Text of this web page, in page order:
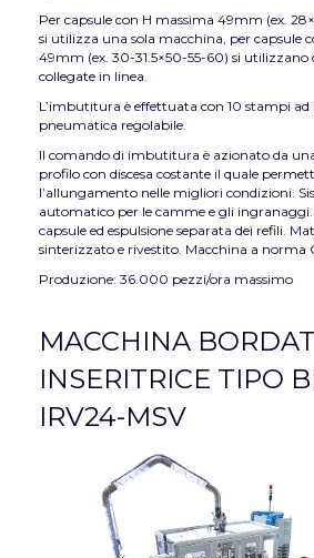
Per capsule con H massima 49mm (ex.
si utilizza una sola macchina, per capsule
49mm (ex. 30-31.5×50-55-60) si utilizzano
collegate in linea.
L’imbutitura è effettuata con 10 stampi
pneumatica regolabile.
Il comando di imbutitura è azionato da
profilo con discesa costante il quale
l’allungamento nelle migliori condizioni.
automatico per le camme e gli ingranaggi.
capsule ed espulsione separata dei refili.
sinterizzato e rivestito. Macchina a norma
Produzione: 36.000 pezzi/ora massimo
MACCHINA
INSERITRICE TIPO
IRV24-MSV